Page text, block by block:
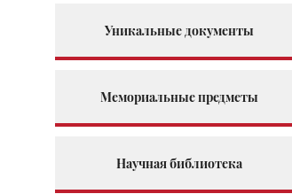
Уникальные документы
Мемориальные предметы
Научная библиотека